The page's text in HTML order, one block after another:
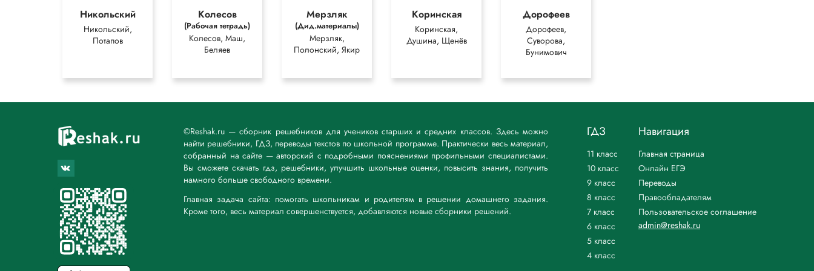
Никольский
Никольский,
Потапов
Колесов
(Рабочая тетрадь)
Колесов, Маш,
Беляев
Мерзляк
(Дид.материалы)
Мерзляк,
Полонский, Якир
Коринская
Коринская,
Душина, Щенёв
Дорофеев
Дорофеев,
Суворова,
Бунимович
©Reshak.ru — сборник решебников для учеников старших и средних классов. Здесь можно
найти решебники, ГДЗ, переводы текстов по школьной программе. Практически весь материал,
собранный на сайте — авторский с подробными пояснениями профильными специалистами.
Вы сможете скачать гдз, решебники, улучшить школьные оценки, повысить знания, получить
намного больше свободного времени.
Главная задача сайта: помогать школьникам и родителям в решении домашнего задания.
Кроме того, весь материал совершенствуется, добавляются новые сборники решений.
ГДЗ
11 класс
10 класс
9 класс
8 класс
7 класс
6 класс
5 класс
4 класс
Навигация
Главная страница
Онлайн ЕГЭ
Переводы
Правообладателям
Пользовательское соглашение
admin@reshak.ru